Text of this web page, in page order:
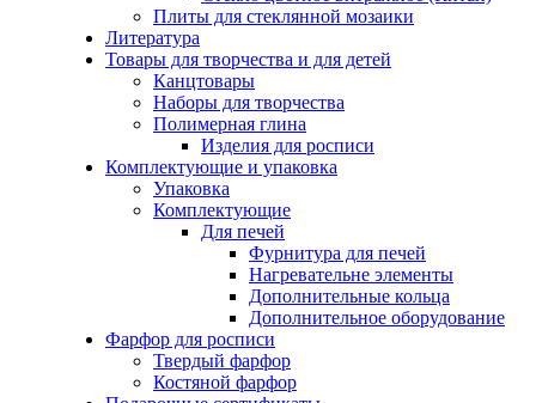
Плиты для стеклянной мозаики
Литература
Товары для творчества и для детей
Канцтовары
Наборы для творчества
Полимерная глина
Изделия для росписи
Комплектующие и упаковка
Упаковка
Комплектующие
Для печей
Фурнитура для печей
Нагревательне элементы
Дополнительные кольца
Дополнительное оборудование
Фарфор для росписи
Твердый фарфор
Костяной фарфор